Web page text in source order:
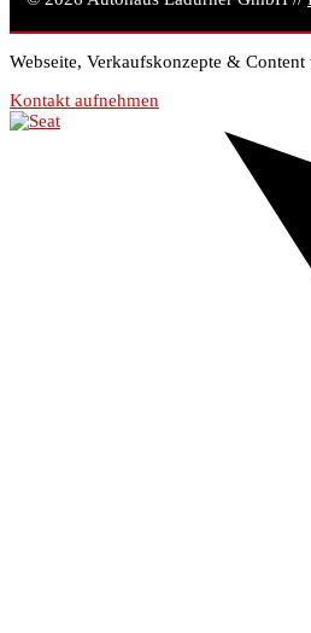
Webseite, Verkaufskonzepte & Content
Kontakt aufnehmen